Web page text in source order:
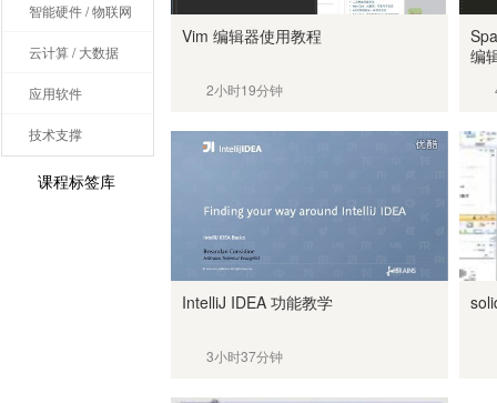
Vim 编辑器使用教程
2小时19分钟
编
IntelliJ IDEA 功能教学
3小时37分钟
智能硬件 / 物联网
云计算 / 大数据
应用软件
技术支撑
课程标签库